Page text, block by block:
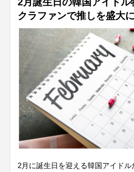
2月誕生日の韓国アイドル
クラファンで推しを盛大
2月に誕生日を迎える韓国アイド